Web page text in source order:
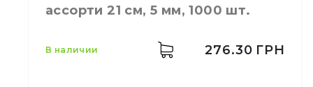
ассорти 21 см, 5 мм, 1000 шт.
в наличии 276.30 ГРН